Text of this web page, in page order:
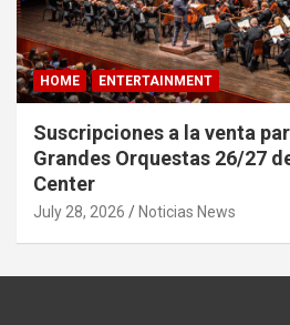
HOME ENTERTAINMENT
Suscripciones a la venta
Grandes Orquestas 26/27
Center
July 28, 2026 Noticias News